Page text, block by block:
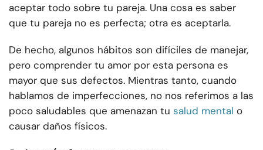
aceptar todo sobre tu pareja. Una cosa es saber
que tu pareja no es perfecta; otra es aceptarla.
De hecho, algunos hábitos son difíciles de manejar,
pero comprender tu amor por esta persona es
mayor que sus defectos. Mientras tanto, cuando
hablamos de imperfecciones, no nos referimos a las
poco saludables que amenazan tu salud mental o
causar daños físicos.